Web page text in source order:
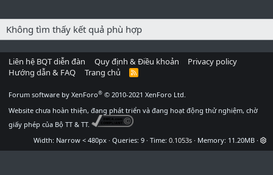
Không tìm thấy kết quả phù hợp
Liên hệ BQT diễn đàn Quy định & Điều khoản
Privacy policy
Hướng dẫn & FAQ
Trang chủ
R
Forum software by XenForo® © 2010-2021 XenForo Ltd.
Website chưa hoàn thiện, đang phát triển và đang hoạt động thử nghiệm, chờ
giấy phép của Bộ TT & TT.
Width
Queries 9 Time 0.1053s Memory 11.20MB